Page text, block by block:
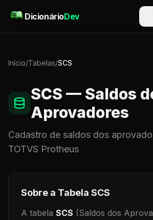
DicionárioDev
Início/Tabelas/SCS
SCS — Saldos
Aprovadores
Cadastro de saldos dos
TOTVS Protheus
Sobre a Tabela SCS
A tabela SCS (Saldos dos